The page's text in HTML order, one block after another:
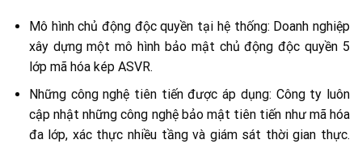
Mô hình chủ động độc quyền tại hệ thống: Doanh nghiệp
xây dựng một mô hình bảo mật chủ động độc quyền 5
lớp mã hóa kép ASVR.
Những công nghệ tiên tiến được áp dụng: Công ty luôn
cập nhật những công nghệ bảo mật tiên tiến như mã hóa
đa lớp, xác thực nhiều tầng và giám sát thời gian thực.